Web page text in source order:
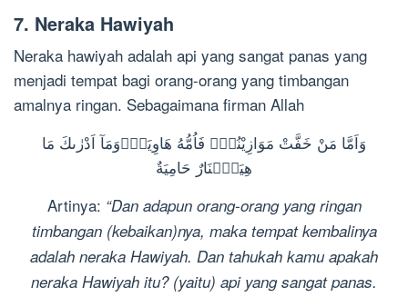
7. Neraka Hawiyah
Neraka hawiyah adalah api yang sangat panas yang
menjadi tempat bagi orang-orang yang timbangan
amalnya ringan. Sebagaimana firman Allah
وَاَمَّا مَنْ خَفَّتْ مَوَازِيْنُهٗۙ فَاُمُّهُ هَاوِيَةٌۗوَمَآ اَدْرٰىكَ مَا
هِيَهْۗنَارٌ حَامِيَةٌ
Artinya: “Dan adapun orang-orang yang ringan
timbangan (kebaikan)nya, maka tempat kembalinya
adalah neraka Hawiyah. Dan tahukah kamu apakah
neraka Hawiyah itu? (yaitu) api yang sangat panas.